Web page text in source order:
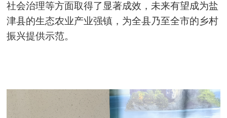
社会治理等方面取得了显著成效，未来有望成为盐
津县的生态农业产业强镇，为全县乃至全市的乡村
振兴提供示范。